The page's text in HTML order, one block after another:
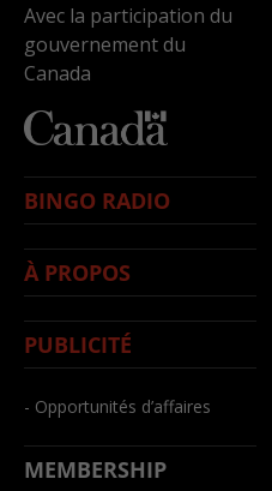
Avec la participation du
gouvernement du
Canada
BINGO RADIO
À PROPOS
PUBLICITÉ
- Opportunités d’affaires
MEMBERSHIP